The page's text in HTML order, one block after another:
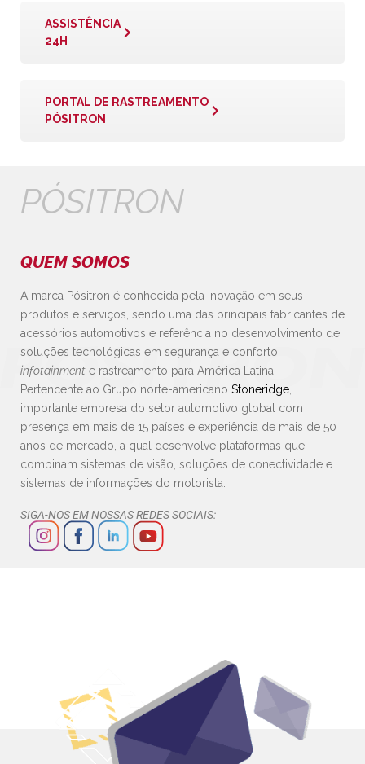
ASSISTÊNCIA
24H
PORTAL DE RASTREAMENTO
PÓSITRON
PÓSITRON
QUEM SOMOS
A marca Pósitron é conhecida pela inovação em seus
produtos e serviços, sendo uma das principais fabricantes de
acessórios automotivos e referência no desenvolvimento de
soluções tecnológicas em segurança e conforto,
infotainment e rastreamento para América Latina.
Pertencente ao Grupo norte-americano Stoneridge
importante empresa do setor automotivo global com
presença em mais de 15 países e experiência de mais de 50
anos de mercado, a qual desenvolve plataformas que
combinam sistemas de visão, soluções de conectividade e
sistemas de informações do motorista.
SIGA-NOS EM NOSSAS REDES SOCIAIS: